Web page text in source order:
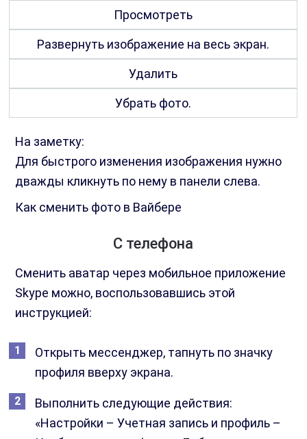
Просмотреть
Развернуть изображение на весь экран.
Удалить
Убрать фото.
На заметку:
Для быстрого изменения изображения нужно
дважды кликнуть по нему в панели слева.
Как сменить фото в Вайбере
С телефона
Сменить аватар через мобильное приложение
Skype можно, воспользовавшись этой
инструкцией:
Открыть мессенджер, тапнуть по значку
профиля вверху экрана.
Выполнить следующие действия:
«Настройки – Учетная запись и профиль –